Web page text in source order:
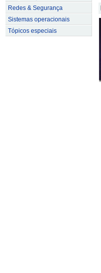
Redes & Segurança
Sistemas operacionais
Tópicos especiais